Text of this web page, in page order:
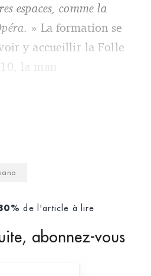
espaces, comme la
» La formation se
y accueillir la Folle
la man
de l'article à lire
abonnez-vous